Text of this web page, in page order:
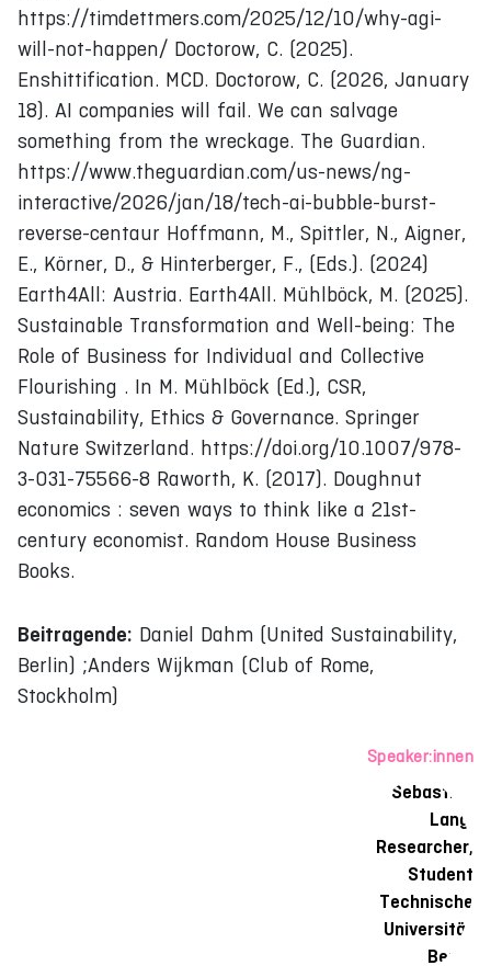
https://timdettmers.com/2025/12/10/why-agi-
will-not-happen/ Doctorow, C. (2025).
Enshittification. MCD. Doctorow, C. (2026, January
18). AI companies will fail. We can salvage
something from the wreckage. The Guardian.
https://www.theguardian.com/us-news/ng-
interactive/2026/jan/18/tech-ai-bubble-burst-
reverse-centaur Hoffmann, M., Spittler, N., Aigner,
E., Körner, D., & Hinterberger, F., (Eds.). (2024)
Earth4All: Austria. Earth4All. Mühlböck, M. (2025).
Sustainable Transformation and Well-being: The
Role of Business for Individual and Collective
Flourishing . In M. Mühlböck (Ed.), CSR,
Sustainability, Ethics & Governance. Springer
Nature Switzerland. https://doi.org/10.1007/978-
3-031-75566-8 Raworth, K. (2017). Doughnut
economics : seven ways to think like a 21st-
century economist. Random House Business
Books.
Beitragende: Daniel Dahm (United Sustainability,
Berlin) ;Anders Wijkman (Club of Rome,
Stockholm)
Speaker:innen